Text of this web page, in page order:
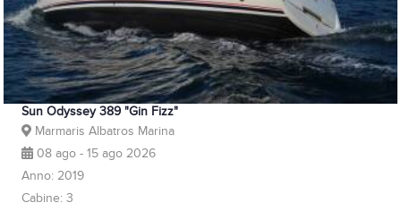
Sun Odyssey 389 "Gin Fizz"
Marmaris Albatros Marina
08 ago - 15 ago 2026
Anno: 2019
Cabine: 3